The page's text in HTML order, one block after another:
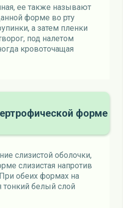
ее также называют
форме во рту
а затем пленки
под налетом
кровоточащая
форме
слизистой оболочки,
слизистая напротив
При обеих формах на
тонкий белый слой